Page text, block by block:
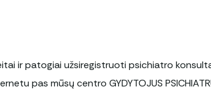
ir patogiai užsiregistruoti psichiatro
pas mūsų centro GYDYTOJUS